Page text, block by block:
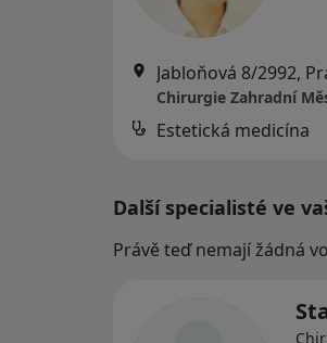
Jabloňová 8/2992,
Chirurgie Zahradní
Estetická medicína
Další specialisté ve
Právě teď nemají žádná